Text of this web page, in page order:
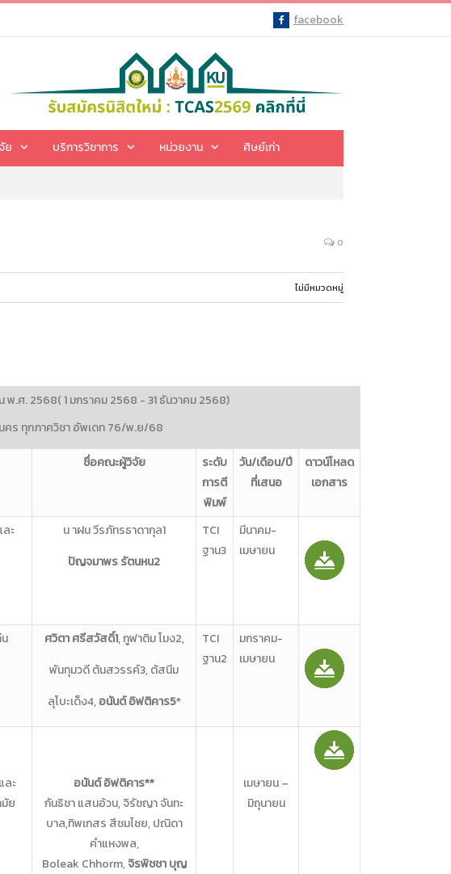
Facebook
facebook
ย บริการวิชาการ หน่วยงาน ศิษย์เก่า
0
ไม่มีหมวดหมู่
‎.‎ศ‎. ‎2568‎( ‎1 ‎มกราคม ‎2568 ‎- ‎31 ‎ธันวาคม ‎2568)
ร ทุกภาควิชา‎ อัพเดท 76/พ.ย/68
ชื่อคณะผู้วิจัย‎
ระดับ
การตี
พิมพ์
วัน‎/‎เดือน‎/‎ปี
ที่เสนอ‎
ดาวน์โหลด
เอกสาร
ะ
น าฝน วีรภัทรธาดากุล1
ปัญจมาพร รัตนหน2
TCI
ฐาน3
มีนาคม-
เมษายน
ศวิตา ศรีสวัสดิ์1, กูฟาติม โมง2,
พันทุมวดี ต้นสวรรค์3, ตัสนีม
ลุโบะเด็ง4,อนันต์ อิฟติคาร5*
TCI
ฐาน2
มกราคม-
เมษายน
ละ
ย
อนันต์ อิฟติคาร**
กันธิชา แสนอ้วน, จิรัชญา จันทะ
บาล,ทิพเกสร สีชมไชย, ปณิดา
คำแหงพล,
Boleak Chhorm,จิรพิชชา บุญ
เมษายน –
มิถุนายน